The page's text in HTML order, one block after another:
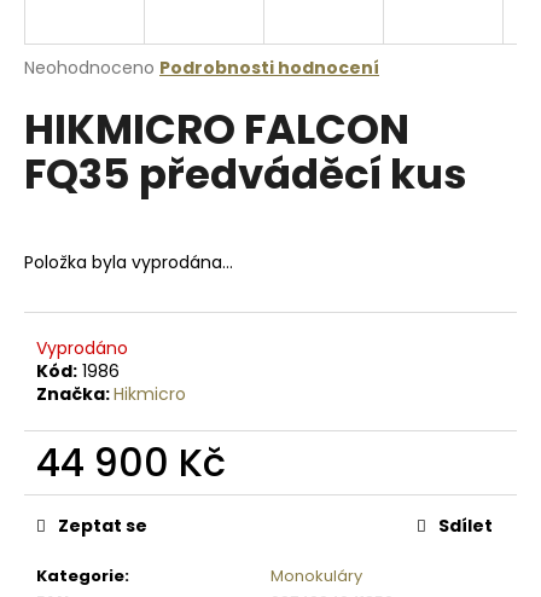
Průměrné
produktu
je
0,0
Neohodnoceno Podrobnosti hodnocení
HIKMICRO FALCON
FQ35 předváděcí kus
Položka byla vyprodána…
Vyprodáno
Kód: 1986
Značka:Hikmicro
44 900 Kč
Měrná
cena:
Kategorie:
Monokuláry
Zeptat se Sdílet
j
t
?
D
p
o
r
u
u